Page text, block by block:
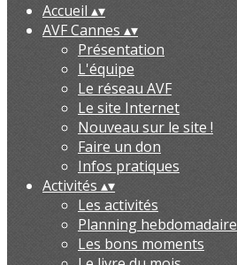
Accueil ▴▾
AVF Cannes ▴▾
Présentation
L'équipe
Le réseau AVF
Le site Internet
Nouveau sur le site !
Faire un don
Infos pratiques
Activités ▴▾
Les activités
Planning hebdomadaire
Les bons moments